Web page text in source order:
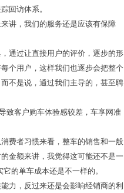
回访体系。
讲，我们的服务还是应该有保障
通过让直接用户的评价，逐步的形
个用户，这样我们也逐步会把整个
不是说，通过我们主导的，甚至聘
致客户购车体验感较差，车享网准
费者习惯来看，整车的销售和一般
金额来讲，我觉得这可能还不是一
的单车成本还是不一样的。
力，反过来还是会影响经销商的利